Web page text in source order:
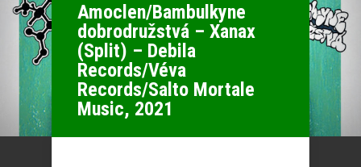
Amoclen/Bambulkyne
dobrodružstvá – Xanax
(Split) – Debila
Records/Véva
Records/Salto Mortale
Music, 2021